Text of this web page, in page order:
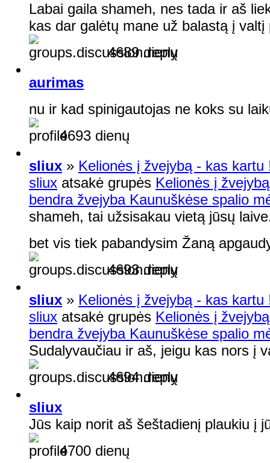
Labai gaila shameh, nes tada ir aš
kas dar galėtų mane už balastą į
4689 dienų
aurimas
nu ir kad spinigautojas ne koks su
4693 dienų
sliux » Kelionės į žvejybą - kas kartu
sliux atsakė grupės Kelionės į
bendra žvejyba Kaunuškėse spalio
shameh, tai užsisakau vietą jūsų
bet vis tiek pabandysim Žaną
4693 dienų
sliux » Kelionės į žvejybą - kas kartu
sliux atsakė grupės Kelionės į
bendra žvejyba Kaunuškėse spalio
Sudalyvaučiau ir aš, jeigu kas nors į
4694 dienų
sliux
Jūs kaip norit aš šeštadienį plaukiu į
4700 dienų